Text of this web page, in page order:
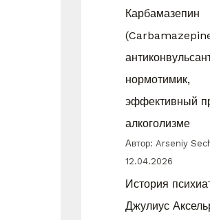
Карбамазепин
нормотимик,
эффективный
алкоголизме
Автор: Arseniy
12.04.2026
История
Джулиус